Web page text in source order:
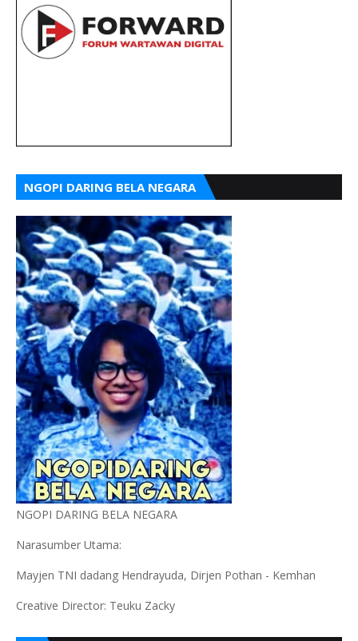
NGOPI DARING BELA NEGARA
NGOPI DARING BELA NEGARA
Narasumber Utama:
Mayjen TNI dadang Hendrayuda, Dirjen Pothan - Kemhan
Creative Director: Teuku Zacky